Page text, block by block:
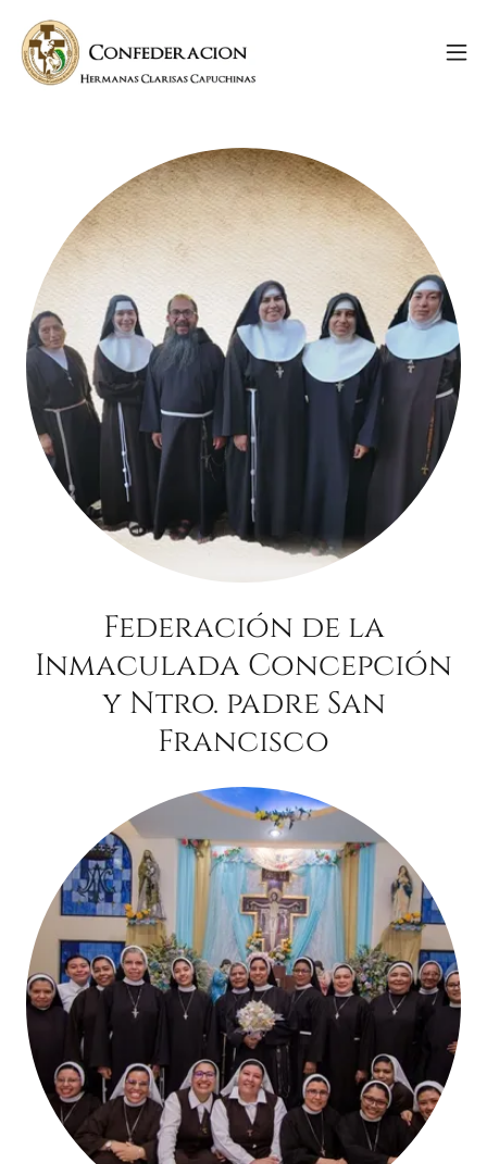
Federación de la
Inmaculada Concepción
y Ntro. padre San
Francisco